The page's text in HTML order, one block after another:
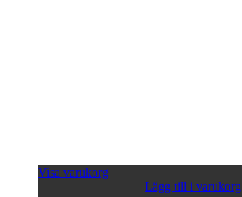
Visa varukorg
Lägg till i varukorg